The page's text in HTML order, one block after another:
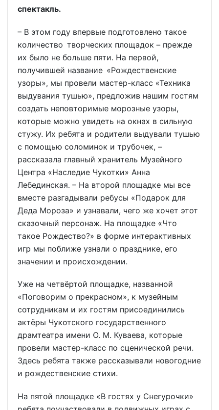
спектакль.
– В этом году впервые подготовлено такое
количество творческих площадок – прежде
их было не больше пяти. На первой,
получившей название «Рождественские
узоры», мы провели мастер-класс «Техника
выдувания тушью», предложив нашим гостям
создать неповторимые морозные узоры,
которые можно увидеть на окнах в сильную
стужу. Их ребята и родители выдували тушью
с помощью соломинок и трубочек, –
рассказала главный хранитель Музейного
Центра «Наследие Чукотки» Анна
Лебединская. – На второй площадке мы все
вместе разгадывали ребусы «Подарок для
Деда Мороза» и узнавали, чего же хочет этот
сказочный персонаж. На площадке «Что
такое Рождество?» в форме интерактивных
игр мы поближе узнали о празднике, его
значении и происхождении.
Уже на четвёртой площадке, названной
«Поговорим о прекрасном», к музейным
сотрудникам и их гостям присоединились
актёры Чукотского государственного
драмтеатра имени О. М. Куваева, которые
провели мастер-класс по сценической речи.
Здесь ребята также рассказывали новогодние
и рождественские стихи.
На пятой площадке «В гостях у Снегурочки»